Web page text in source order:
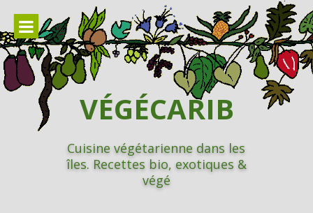
contenu
VÉGÉCARIB
Cuisine végétarienne dans les
îles. Recettes bio, exotiques &
végé